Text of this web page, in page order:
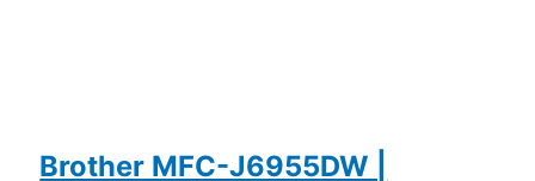
Brother MFC-J6955DW |